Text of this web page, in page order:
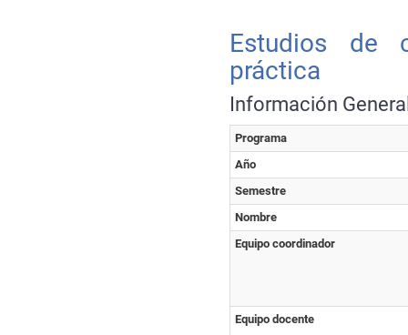
Estudios de
práctica
Información
Programa
Año
Semestre
Nombre
Equipo coordinador
Equipo docente